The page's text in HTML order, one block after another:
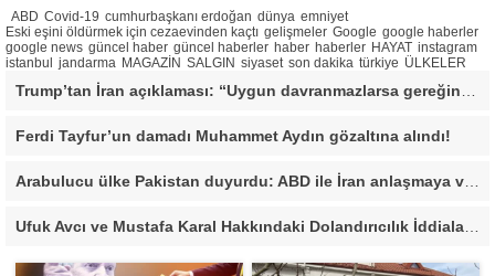
ABD Covid-19 cumhurbaşkanı erdoğan dünya emniyet
Eski eşini öldürmek için cezaevinden kaçtı gelişmeler Google google haberler
google news güncel haber güncel haberler haber haberler HAYAT instagram
istanbul
jandarma MAGAZİN SALGIN siyaset son dakika türkiye ÜLKELER
Ferdi Tayfur’un damadı Muhammet Aydın gözaltına alındı!
Arabulucu ülke Pakistan duyurdu: ABD ile İran anlaşmaya vardı
Ufuk Avcı ve Mustafa Karal Hakkındaki Dolandırıcılık İddiaları Büyüyor